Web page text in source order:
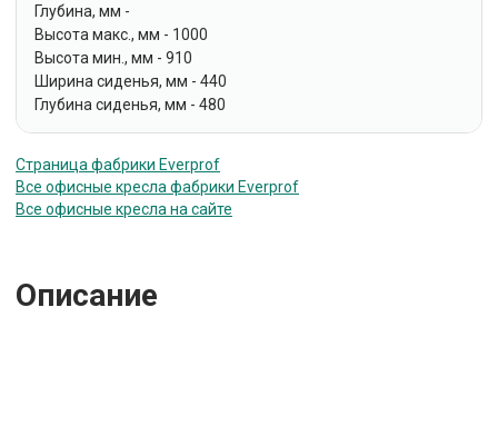
Глубина, мм -
Высота макс., мм - 1000
Высота мин., мм - 910
Ширина сиденья, мм - 440
Глубина сиденья, мм - 480
Страница фабрики Everprof
Все офисные кресла фабрики Everprof
Все офисные кресла на сайте
Описание